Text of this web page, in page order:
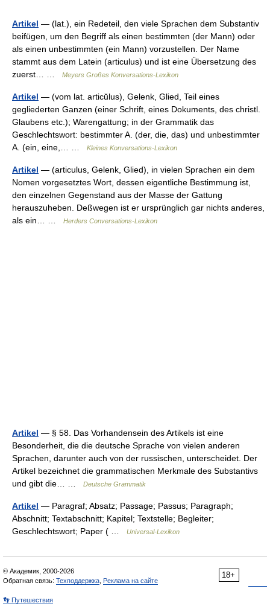
Artikel — (lat.), ein Redeteil, den viele Sprachen dem Substantiv
beifügen, um den Begriff als einen bestimmten (der Mann) oder
als einen unbestimmten (ein Mann) vorzustellen. Der Name
stammt aus dem Latein (articulus) und ist eine Übersetzung des
zuerst… …
Meyers Großes Konversations-Lexikon
Artikel — (vom lat. articŭlus), Gelenk, Glied, Teil eines
gegliederten Ganzen (einer Schrift, eines Dokuments, des christl.
Glaubens etc.); Warengattung; in der Grammatik das
Geschlechtswort: bestimmter A. (der, die, das) und unbestimmter
A. (ein, eine,… …
Kleines Konversations-Lexikon
Artikel — (articulus, Gelenk, Glied), in vielen Sprachen ein dem
Nomen vorgesetztes Wort, dessen eigentliche Bestimmung ist,
den einzelnen Gegenstand aus der Masse der Gattung
herauszuheben. Deßwegen ist er ursprünglich gar nichts anderes,
als ein… …
Herders Conversations-Lexikon
Artikel — § 58. Das Vorhandensein des Artikels ist eine
Besonderheit, die die deutsche Sprache von vielen anderen
Sprachen, darunter auch von der russischen, unterscheidet. Der
Artikel bezeichnet die grammatischen Merkmale des Substantivs
und gibt die… …
Deutsche Grammatik
Artikel — Paragraf; Absatz; Passage; Passus; Paragraph;
Abschnitt; Textabschnitt; Kapitel; Textstelle; Begleiter;
Geschlechtswort; Paper ( …
Universal-Lexikon
18+
© Академик, 2000-2026
Обратная связь: Техподдержка Реклама на сайте
👣 Путешествия